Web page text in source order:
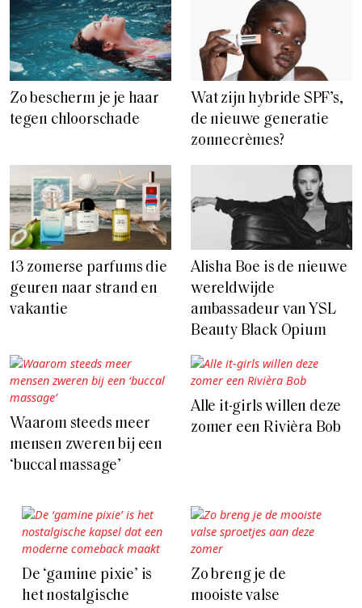
Zo bescherm je je haar
tegen chloorschade
Wat zijn hybride SPF’s,
de nieuwe generatie
zonnecrèmes?
13 zomerse parfums die
geuren naar strand en
vakantie
Alisha Boe is de nieuwe
wereldwijde
ambassadeur van YSL
Beauty Black Opium
Waarom steeds meer
mensen zweren bij een
‘buccal massage’
Alle it-girls willen deze
zomer een Rivièra Bob
De ‘gamine pixie’ is
het nostalgische
Zo breng je de
mooiste valse